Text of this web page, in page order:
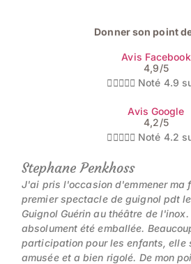
Donner son point
Avis Facebook
4,9/5
 Noté 4.9
Avis Google
4,2/5
 Noté 4.2
Stephane Penkhoss
J'ai pris l'occasion d'emmener ma
premier spectacle de guignol pdt
Guignol Guérin au théâtre de l'inox.
absolument été emballée.
participation pour les enfants, elle
amusée et a bien rigolé. De mon